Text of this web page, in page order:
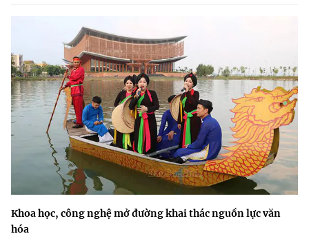
Khoa học, công nghệ mở đường khai thác nguồn lực văn
hóa